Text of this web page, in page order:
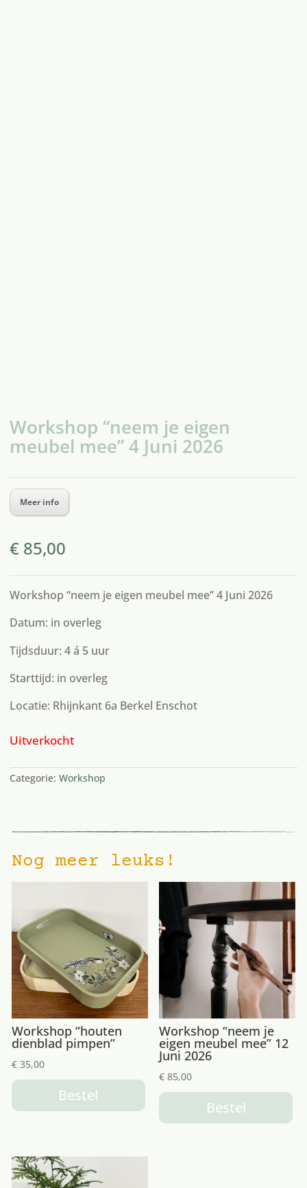
Workshop “neem je eigen
meubel mee” 4 Juni 2026
Meer info
€85,00
Workshop “neem je eigen meubel mee” 4 Juni 2026
Datum: in overleg
Tijdsduur: 4 á 5 uur
Starttijd: in overleg
Locatie: Rhijnkant 6a Berkel Enschot
Uitverkocht
Categorie: Workshop
Nog meer leuks!
Workshop “houten
dienblad pimpen”
€35,00
Bestel
Workshop “neem je
eigen meubel mee” 12
Juni 2026
€ 85,00
Bestel